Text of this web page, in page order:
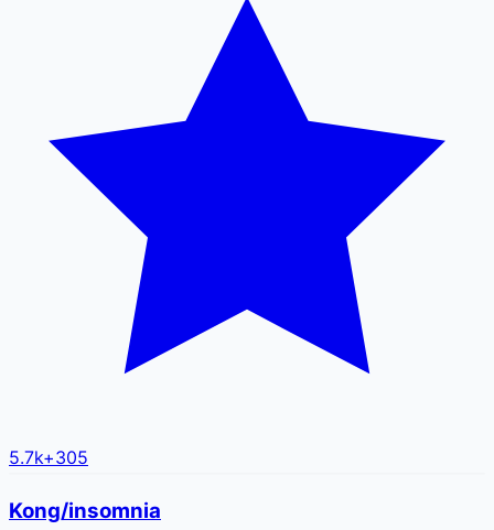
5.7k+305
Kong/insomnia